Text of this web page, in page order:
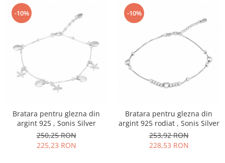
-10%
Bratara pentru glezna din
argint 925 , Sonis Silver
250,25 RON
225,23 RON
-10%
Bratara pentru glezna din
argint 925 rodiat , Sonis Silver
253,92 RON
228,53 RON